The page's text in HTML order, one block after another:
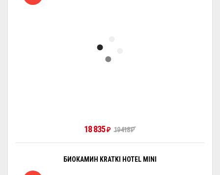
18 835₽ 19 418₽
БИОКАМИН KRATKI HOTEL MINI